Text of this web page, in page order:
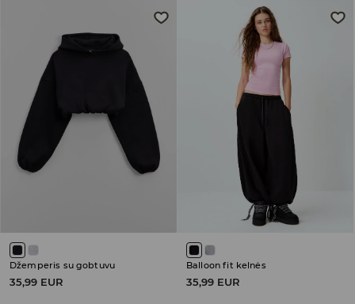
Džemperis su gobtuvu
35,99 EUR
Balloon fit kelnės
35,99 EUR